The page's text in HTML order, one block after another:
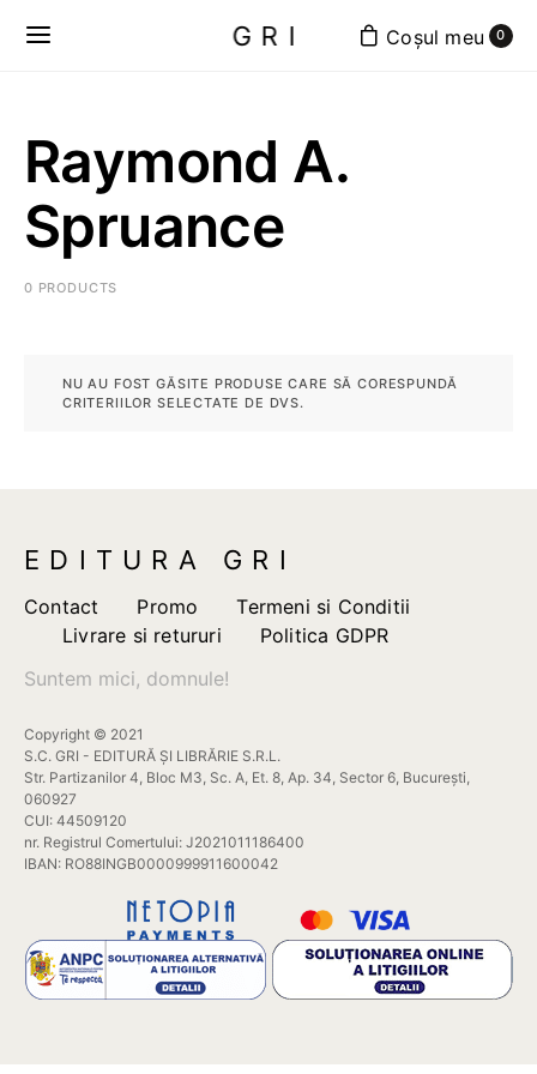
GRI 0
Raymond A.
Spruance
0 PRODUCTS
NU AU FOST GĂSITE PRODUSE CARE SĂ CORESPUNDĂ
CRITERIILOR SELECTATE DE DVS.
EDITURA GRI
Contact Promo
Termeni si Conditii
Livrare si retururi
Politica GDPR
Suntem mici, domnule!
Copyright © 2021
S.C. GRI - EDITURĂ ȘI LIBRĂRIE S.R.L.
Str. Partizanilor 4, Bloc M3, Sc. A, Et. 8, Ap. 34, Sector 6, București,
060927
CUI: 44509120
nr. Registrul Comertului: J2021011186400
IBAN: RO88INGB0000999911600042